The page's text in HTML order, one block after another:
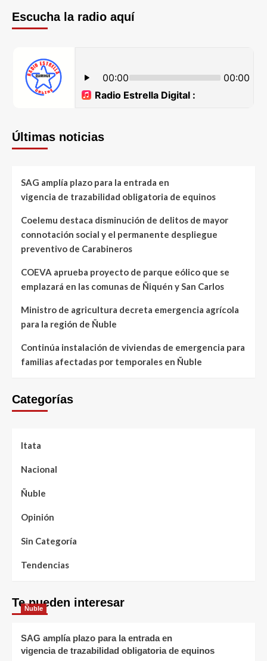
Escucha la radio aquí
Últimas noticias
SAG amplía plazo para la entrada en
vigencia de trazabilidad obligatoria de equinos
Coelemu destaca disminución de delitos de mayor
connotación social y el permanente despliegue
preventivo de Carabineros
COEVA aprueba proyecto de parque eólico que se
emplazará en las comunas de Ñiquén y San Carlos
Ministro de agricultura decreta emergencia agrícola
para la región de Ñuble
Continúa instalación de viviendas de emergencia para
familias afectadas por temporales en Ñuble
Categorías
Itata
Nacional
Ñuble
Opinión
Sin Categoría
Tendencias
Te pueden interesar
Ñuble
SAG amplía plazo para la entrada en
vigencia de trazabilidad obligatoria de equinos